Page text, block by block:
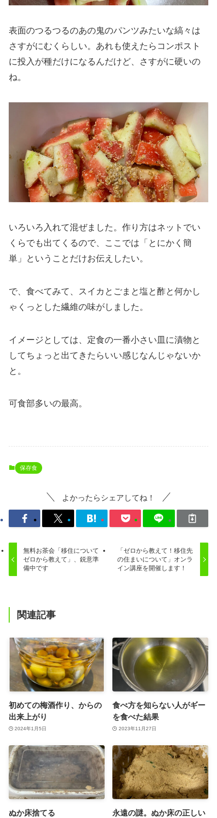
表面のつるつるのあの鬼のパンツみたいな縞々は
さすがにむくらしい。あれも使えたらコンポスト
に投入が種だけになるんだけど、さすがに硬いの
ね。
いろいろ入れて混ぜました。作り方はネットでい
くらでも出てくるので、ここでは「とにかく簡
単」ということだけお伝えしたい。
で、食べてみて、スイカとごまと塩と酢と何かし
ゃくっとした繊維の味がしました。
イメージとしては、定食の一番小さい皿に漬物と
してちょっと出てきたらいい感じなんじゃないか
と。
可食部多いの最高。
保存食
よかったらシェアしてね！
無料お茶会「移住について
ゼロから教えて」、鋭意準
備中です
「ゼロから教えて！移住先
の住まいについて」オンラ
イン講座を開催します！
関連記事
初めての梅酒作り、からの
出来上がり
2024年1月5日
食べ方を知らない人がギー
を食べた結果
2023年11月27日
ぬか床捨てる
永遠の謎。ぬか床の正しい